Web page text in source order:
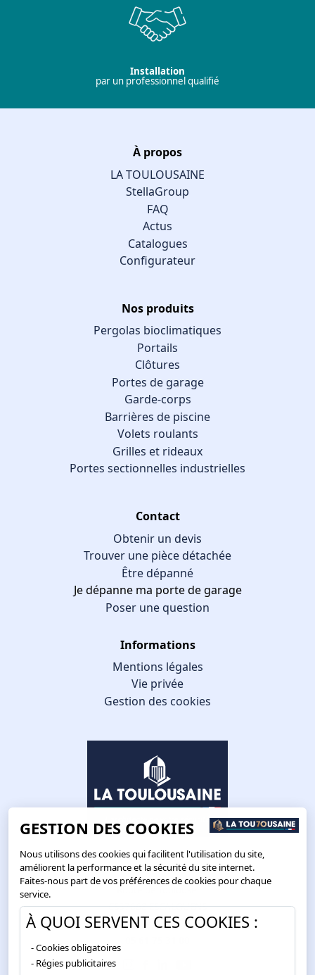
Installation
par un professionnel qualifié
À propos
LA TOULOUSAINE
StellaGroup
FAQ
Actus
Catalogues
Configurateur
Nos produits
Pergolas bioclimatiques
Portails
Clôtures
Portes de garage
Garde-corps
Barrières de piscine
Volets roulants
Grilles et rideaux
Portes sectionnelles industrielles
Contact
Obtenir un devis
Trouver une pièce détachée
Être dépanné
Je dépanne ma porte de garage
Poser une question
Informations
Mentions légales
Vie privée
Gestion des cookies
Route de Toulouse
CS57668 ESCALQUENS
31676 LABÈGE CEDEX
GESTION DES COOKIES
Nous utilisons des cookies qui facilitent l'utilisation du site,
améliorent la performance et la sécurité du site internet.
Faites-nous part de vos préférences de cookies pour chaque
service.
À QUOI SERVENT CES COOKIES :
Cookies obligatoires
Régies publicitaires